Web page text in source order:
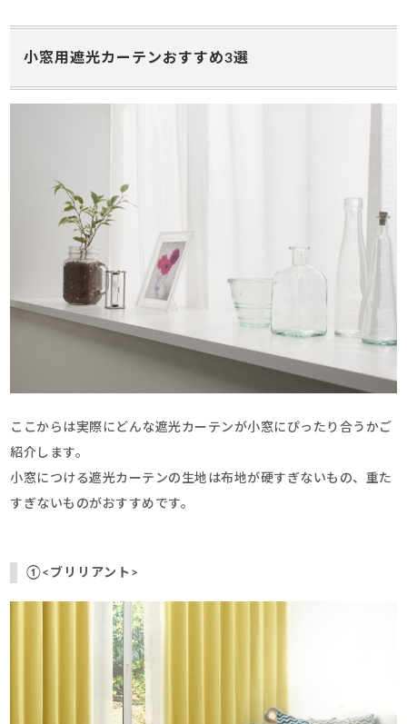
小窓用遮光カーテンおすすめ3選
ここからは実際にどんな遮光カーテンが小窓にぴったり合うかご
紹介します。
小窓につける遮光カーテンの生地は布地が硬すぎないもの、重た
すぎないものがおすすめです。
①<ブリリアント>